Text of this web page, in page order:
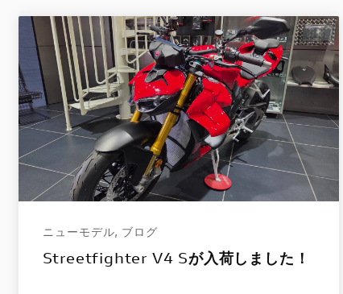
ニューモデル, ブログ
Streetfighter V4 Sが入荷しました！